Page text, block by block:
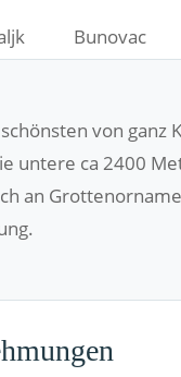
Bunovac
von ganz
untere ca 2400
an